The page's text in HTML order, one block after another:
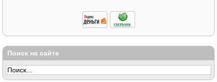
Поиск на сайте